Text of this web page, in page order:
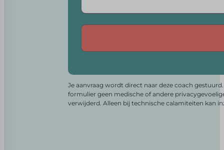
Je aanvraag wordt direct naar deze coach
formulier geen medische of andere
verwijderd. Alleen bij technische calamiteiten kan